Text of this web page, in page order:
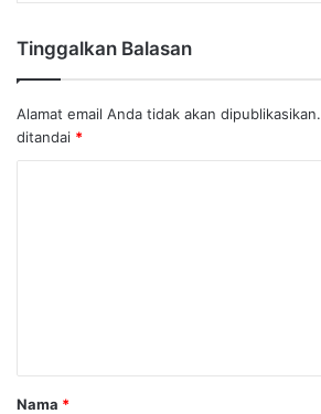
Tinggalkan Balasan
Alamat email Anda tidak akan dipublikasikan.
ditandai *
Nama *